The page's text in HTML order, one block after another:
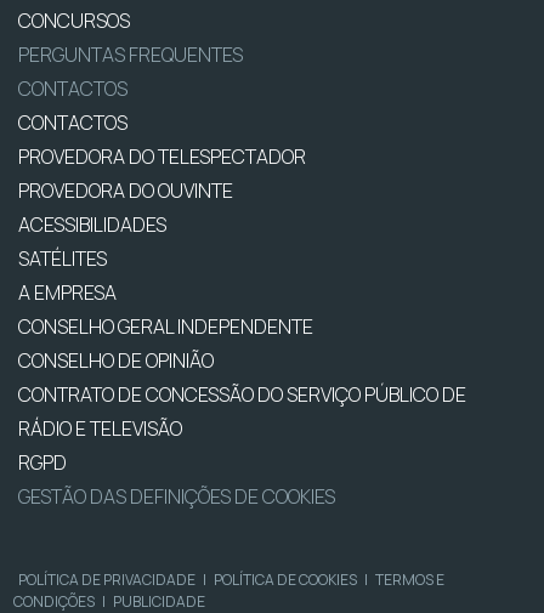
CONCURSOS
PERGUNTAS FREQUENTES
CONTACTOS
CONTACTOS
PROVEDORA DO TELESPECTADOR
PROVEDORA DO OUVINTE
ACESSIBILIDADES
SATÉLITES
A EMPRESA
CONSELHO GERAL INDEPENDENTE
CONSELHO DE OPINIÃO
CONTRATO DE CONCESSÃO DO SERVIÇO PÚBLICO DE
RÁDIO E TELEVISÃO
RGPD
GESTÃO DAS DEFINIÇÕES DE COOKIES
POLÍTICA DE PRIVACIDADE | POLÍTICA DE COOKIES | TERMOS E
CONDIÇÕES | PUBLICIDADE